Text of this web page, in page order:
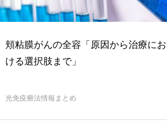
頬粘膜がんの全容「原因から治療にお
ける選択肢まで」
光免疫療法情報まとめ